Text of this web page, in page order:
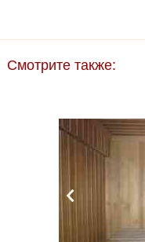
Смотрите также: